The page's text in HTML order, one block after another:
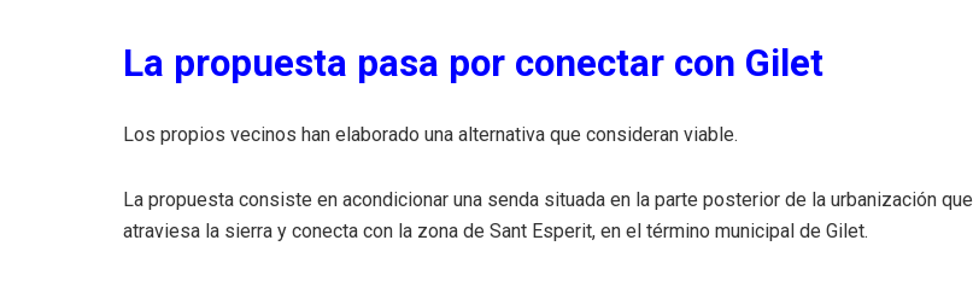
La propuesta pasa por conectar con Gilet
Los propios vecinos han elaborado una alternativa que consideran viable.
La propuesta consiste en acondicionar una senda situada en la parte posterior de la urbanización que
atraviesa la sierra y conecta con la zona de Sant Esperit, en el término municipal de Gilet.